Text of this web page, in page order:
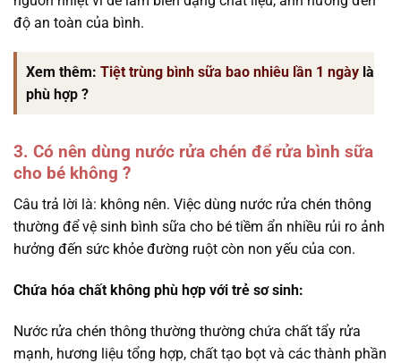
độ an toàn của bình.
Xem thêm: Tiệt trùng bình sữa bao nhiêu lần 1 ngày là
phù hợp ?
3. Có nên dùng nước rửa chén để rửa bình sữa
cho bé không ?
Câu trả lời là: không nên. Việc dùng nước rửa chén thông
thường để vệ sinh bình sữa cho bé tiềm ẩn nhiều rủi ro ảnh
hưởng đến sức khỏe đường ruột còn non yếu của con.
Chứa hóa chất không phù hợp với trẻ sơ sinh:
Nước rửa chén thông thường thường chứa chất tẩy rửa
mạnh, hương liệu tổng hợp, chất tạo bọt và các thành phần